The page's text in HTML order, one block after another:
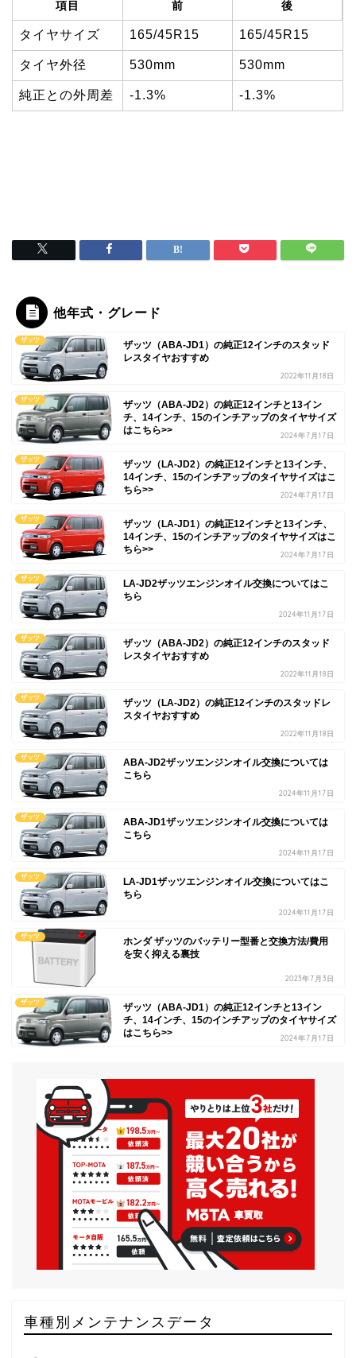
項目 前 後
タイヤサイズ 165/45R15 165/45R15
タイヤ外径 530mm 530mm
純正との外周差 -1.3% -1.3%
他年式・グレード
ザッツ
ザッツ（ABA-JD1）の純正12インチのスタッド
レスタイヤおすすめ
2022年11月18日
ザッツ
ザッツ（ABA-JD2）の純正12インチと13イン
チ、14インチ、15のインチアップのタイヤサイズ
はこちら>>
2024年7月17日
ザッツ
ザッツ（LA-JD2）の純正12インチと13インチ、
14インチ、15のインチアップのタイヤサイズはこ
ちら>>
2024年7月17日
ザッツ
ザッツ（LA-JD1）の純正12インチと13インチ、
14インチ、15のインチアップのタイヤサイズはこ
ちら>>
2024年7月17日
ザッツ
LA-JD2ザッツエンジンオイル交換についてはこ
ちら
2024年11月17日
ザッツ
ザッツ（ABA-JD2）の純正12インチのスタッド
レスタイヤおすすめ
2022年11月18日
ザッツ
ザッツ（LA-JD2）の純正12インチのスタッドレ
スタイヤおすすめ
2022年11月18日
ザッツ
ABA-JD2ザッツエンジンオイル交換については
こちら
2024年11月17日
ザッツ
ABA-JD1ザッツエンジンオイル交換については
こちら
2024年11月17日
ザッツ
LA-JD1ザッツエンジンオイル交換についてはこ
ちら
2024年11月17日
ザッツ
ホンダ ザッツのバッテリー型番と交換方法/費用
を安く抑える裏技
2023年7月3日
ザッツ
ザッツ（ABA-JD1）の純正12インチと13イン
チ、14インチ、15のインチアップのタイヤサイズ
はこちら>>
2024年7月17日
車種別メンテナンスデータ